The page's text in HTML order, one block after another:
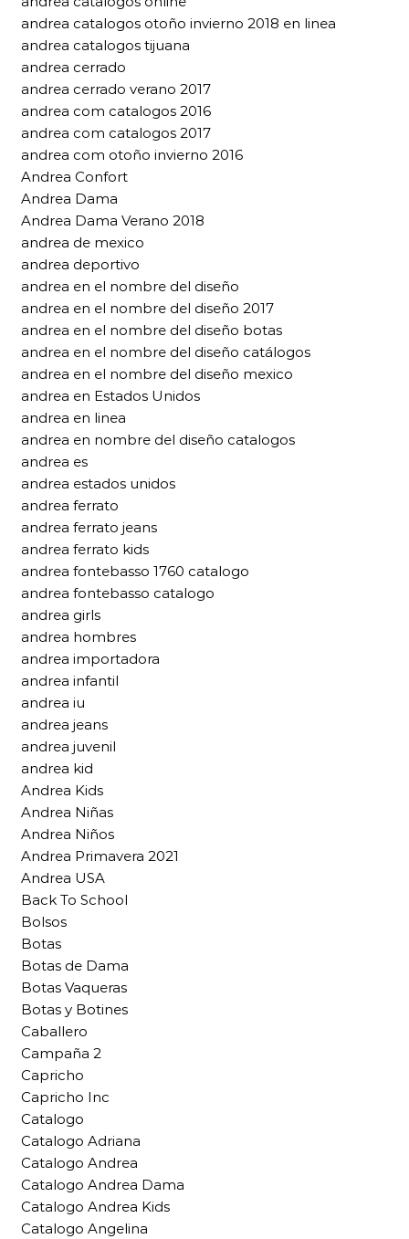
andrea catalogos otoño invierno 2018 en linea
andrea catalogos tijuana
andrea cerrado
andrea cerrado verano 2017
andrea com catalogos 2016
andrea com catalogos 2017
andrea com otoño invierno 2016
Andrea Confort
Andrea Dama
Andrea Dama Verano 2018
andrea de mexico
andrea deportivo
andrea en el nombre del diseño
andrea en el nombre del diseño 2017
andrea en el nombre del diseño botas
andrea en el nombre del diseño catálogos
andrea en el nombre del diseño mexico
andrea en Estados Unidos
andrea en linea
andrea en nombre del diseño catalogos
andrea es
andrea estados unidos
andrea ferrato
andrea ferrato jeans
andrea ferrato kids
andrea fontebasso 1760 catalogo
andrea fontebasso catalogo
andrea girls
andrea hombres
andrea importadora
andrea infantil
andrea iu
andrea jeans
andrea juvenil
andrea kid
Andrea Kids
Andrea Niñas
Andrea Niños
Andrea Primavera 2021
Andrea USA
Back To School
Bolsos
Botas
Botas de Dama
Botas Vaqueras
Botas y Botines
Caballero
Campaña 2
Capricho
Capricho Inc
Catalogo
Catalogo Adriana
Catalogo Andrea
Catalogo Andrea Dama
Catalogo Andrea Kids
Catalogo Angelina